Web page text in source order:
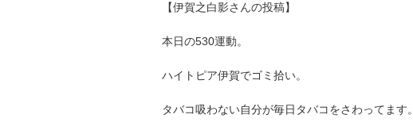
【伊賀之白影さんの投稿】
本日の530運動。
ハイトピア伊賀でゴミ拾い。
タバコ吸わない自分が毎日タバコをさわってます。